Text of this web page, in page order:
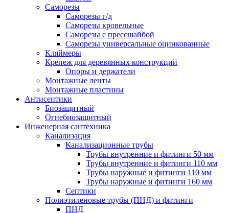
Саморезы
Саморезы г/д
Саморезы кровельные
Саморезы с прессшайбой
Саморезы универсальные оцинкованные
Кляймеры
Крепеж для деревянных конструкций
Опоры и держатели
Монтажные ленты
Монтажные пластины
Антисептики
Биозащитный
Огнебиозащитный
Инженерная сантехника
Канализация
Канализационные трубы
Трубы внутренние и фитинги 50 мм
Трубы внутренние и фитинги 110 мм
Трубы наружные и фитинги 110 мм
Трубы наружные и фитинги 160 мм
Септики
Полиэтиленовые трубы (ПНД) и фитинги
ПНД